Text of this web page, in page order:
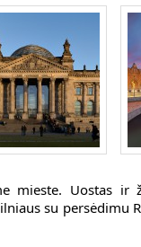
mieste. Uostas ir
su persėdimu